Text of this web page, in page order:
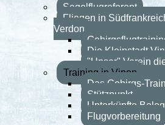
Segelflugreferent
Fliegen in
Verdon
Die Kleinstadt
"Unser" Verein
Training in Vinon
Das Gebirgs-
Stützpunkt
Unterkünfte
Flugvorbereitung